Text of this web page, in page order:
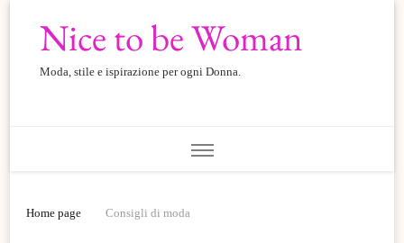
Nice to be Woman
Moda, stile e ispirazione per ogni Donna.
Home page Consigli di moda